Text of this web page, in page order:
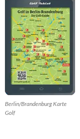
Berlin/Brandenburg Karte
Golf